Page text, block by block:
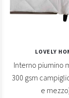
LOVELY
Interno piumino
300 gsm
e